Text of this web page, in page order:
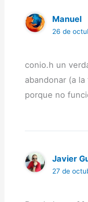
Manuel
26 de
conio.h un
abandonar (a
porque no
Javier
27 de